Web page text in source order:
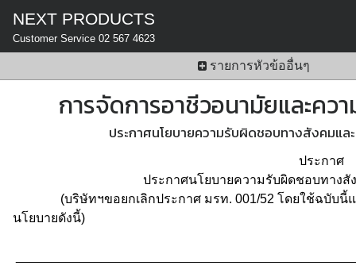
NEXT PRODUCTS
Customer Service 02 567 4623
รายการหัวข้ออื่นๆ
การจัดการอาชีวอนามัยและคว
ประกาศนโยบายความรับผิดชอบทางสังคมแล
ประกาศ
ประกาศนโยบายความรับผิดชอบทางสังคม
(บริษัทฯขอยกเลิกประกาศ มรท. 001/52 โดยใช้ฉบับนี้แ
นโยบายดังนี้)